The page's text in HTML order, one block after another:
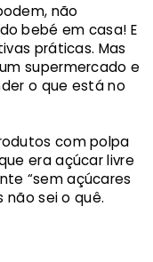
não
bebé em casa! E
práticas. Mas
supermercado e
o que está no
com polpa
era açúcar livre
“sem açúcares
não sei o quê.